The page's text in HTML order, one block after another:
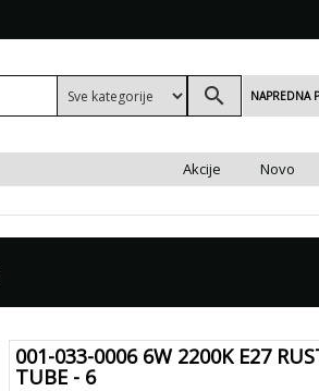
search NAPREDNA
Akcije Novo
001-033-0006 6W 2200K E27
TUBE - 6